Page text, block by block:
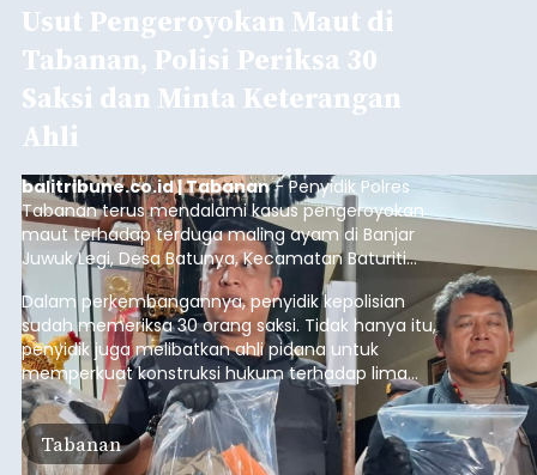
Usut Pengeroyokan Maut di
Tabanan, Polisi Periksa 30
Saksi dan Minta Keterangan
Ahli
balitribune.co.id | Tabanan- Penyidik Polres
Tabanan terus mendalami kasus pengeroyokan
maut terhadap terduga maling ayam di Banjar
Juwuk Legi, Desa Batunya, Kecamatan Baturiti
yang terjadi beberapa waktu lalu.
Dalam perkembangannya, penyidik kepolisian
sudah memeriksa 30 orang saksi. Tidak hanya itu,
penyidik juga melibatkan ahli pidana untuk
memperkuat konstruksi hukum terhadap lima
orang tersangka yang saat ini ditahan.
Tabanan